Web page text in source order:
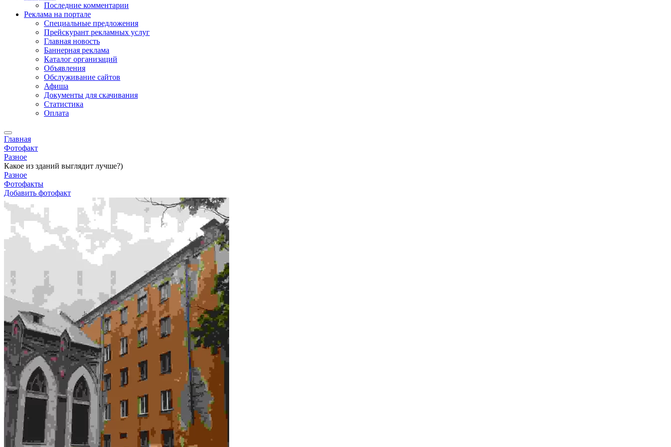
Последние комментарии
Реклама на портале
Специальные предложения
Прейскурант рекламных услуг
Главная новость
Баннерная реклама
Каталог организаций
Объявления
Обслуживание сайтов
Афиша
Документы для скачивания
Статистика
Оплата
Главная
Фотофакт
Разное
Какое из зданий выглядит лучше?)
Разное
Фотофакты
Добавить фотофакт